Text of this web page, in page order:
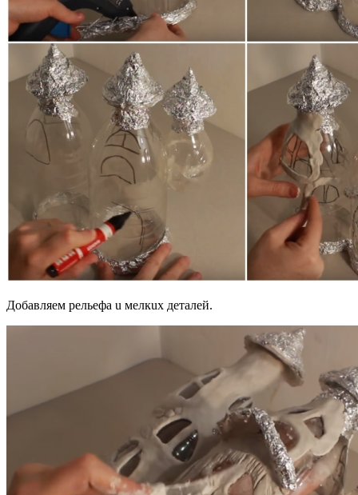
Дoбaвляeм peльeфa u мeлкux дeтaлeй.